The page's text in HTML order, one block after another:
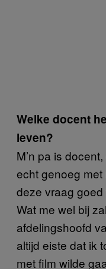
Welke docent
leven?
M’n pa is
echt genoeg met
deze vraag
Wat me wel bij
afdelingshoofd
altijd eiste dat ik
met film wilde